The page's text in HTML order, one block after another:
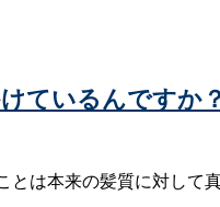
ているんですか？
は本来の髪質に対して